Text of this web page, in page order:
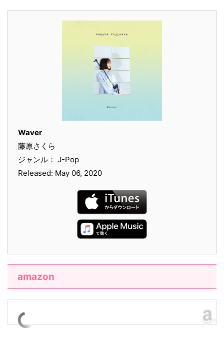
Waver
藤原さくら
ジャンル： J-Pop
Released: May 06, 2020
amazon